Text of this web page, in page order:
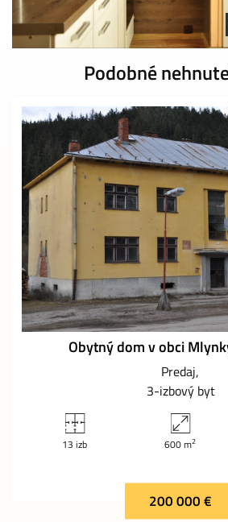
Podobné
Obytný dom v obci
Predaj
3-izbový byt
13 izb 600 m2
200 000 €